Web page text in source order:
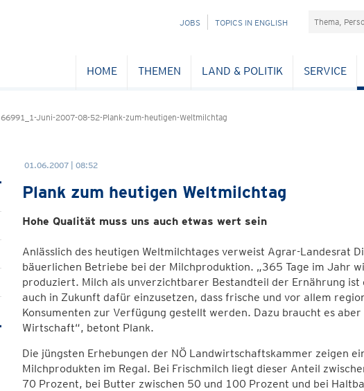
NAVIGATION
JOBS TOPICS IN ENGLISH Suchefeld
HOME THEMEN LAND & POLITIK SERVICE
66991_1-Juni-2007-08-52-Plank-zum-heutigen-Weltmilchtag
01.06.2007 | 08:52
Plank zum heutigen Weltmilchtag
Hohe Qualität muss uns auch etwas wert sein
Anlässlich des heutigen Weltmilchtages verweist Agrar-Landesrat
bäuerlichen Betriebe bei der Milchproduktion. „365 Tage im Jahr
produziert. Milch als unverzichtbarer Bestandteil der Ernährung
auch in Zukunft dafür einzusetzen, dass frische und vor allem
Konsumenten zur Verfügung gestellt werden. Dazu braucht es
Wirtschaft“, betont Plank.
Die jüngsten Erhebungen der NÖ Landwirtschaftskammer zeigen
Milchprodukten im Regal. Bei Frischmilch liegt dieser Anteil
70 Prozent, bei Butter zwischen 50 und 100 Prozent und bei